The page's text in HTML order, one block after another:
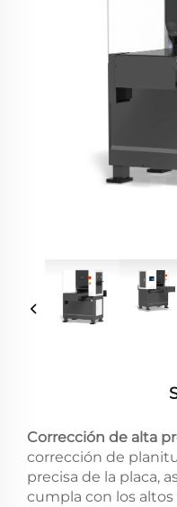
Corrección de alta
corrección de
precisa de la placa,
cumpla con los